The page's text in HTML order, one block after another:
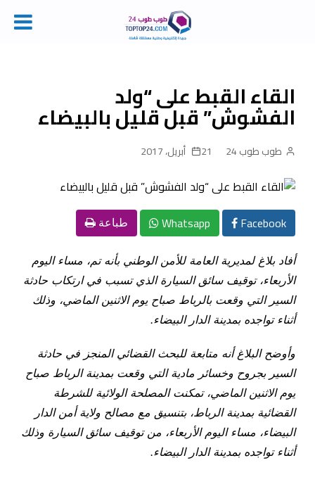
contentالقاء القبط على “ولد
الفشوش” قبل قليل بالبيضاء
طوب طوب 24 21 أبريل، 2017
Facebook
Whatsapp طباعة
أفاد بلاغ لمديرية العامة للأمن الوطني بأنه تم، مساء اليوم
الأربعاء، توقيف سائق السيارة الذي تسبب في ارتكاب حادثة
السير التي وقعت بالرباط صباح يوم الاثنين الماضي، وذلك
أثناء تواجده بمدينة الدار البيضاء.
وأوضح البلاغ أنه متابعة للبحث القضائي المنجز في حادثة
السير بجروح وخسائر مادية التي وقعت بمدينة الرباط صباح
يوم الاثنين الماضي، تمكنت المصلحة الولائية للشرطة
القضائية بمدينة الرباط، بتنسيق مع مصالح ولاية أمن الدار
البيضاء، مساء اليوم الأربعاء، من توقيف سائق السيارة وذلك
أثناء تواجده بمدينة الدار البيضاء.